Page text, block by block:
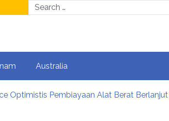
Australia
Optimistis Pembiayaan Alat Berat